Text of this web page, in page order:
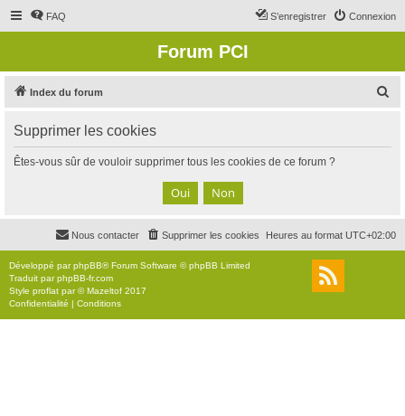
FAQ Connexion
S’enregistrer
Forum PCI
Index du forum
c
Supprimer les cookies
Êtes-vous sûr de vouloir supprimer tous les cookies de ce forum ?
Heures au format UTC+02:00
Supprimer les cookies
Nous contacter
Développé parphpBB® Forum Software © phpBB Limited
Traduit parphpBB-fr.com
Style proflat par ©Mazeltof 2017
Confidentialité | Conditions